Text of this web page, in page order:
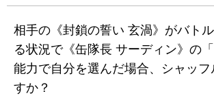
相手の《封鎖の誓い 玄渦》がバト
る状況で《缶隊長 サーディン》の
能力で自分を選んだ場合、シャッフ
すか？